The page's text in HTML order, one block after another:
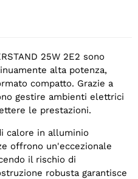
25W 2E2 sono
alta potenza,
compatto. Grazie a
gestire ambienti elettrici
le prestazioni.
calore in alluminio
offrono un'eccezionale
il rischio di
robusta garantisce